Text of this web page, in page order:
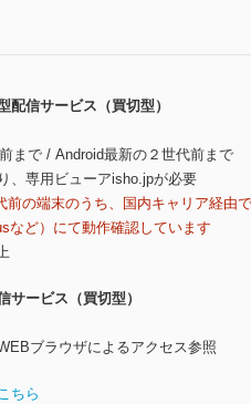
配信サービス（買切型）
まで / Android最新の２世代前まで
、専用ビューアisho.jpが必要
の端末のうち、国内キャリア経由
など）にて動作確認しています
サービス（買切型）
ブラウザによるアクセス参照
ちら